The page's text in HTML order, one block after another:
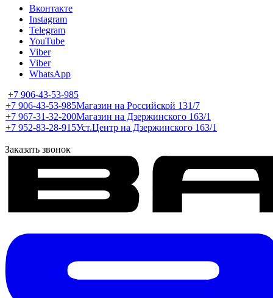
Вконтакте
Instagram
Telegram
YouTube
Viber
Viber
WhatsApp
+7 906-43-53-985
+7 906-43-53-985Магазин на Российской 131/7
+7 967-31-32-200Магазин на Дзержинского 163/1
+7 952-83-28-915Уст.Центр на Дзержинского 163/1
Заказать звонок